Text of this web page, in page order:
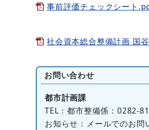
事前評価チェックシート
社会資本総合整備計画 国
お問い合わせ
都市計画課
TEL ：都市整備係：
お知らせ ：メールでのお問